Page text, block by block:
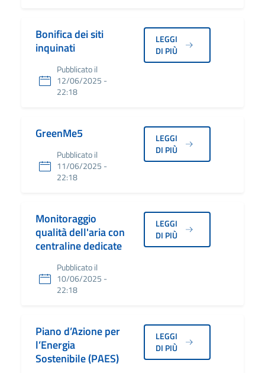
Bonifica dei siti
inquinati
Pubblicato il
12/06/2025 -
22:18
LEGGI
DI PIÙ
GreenMe5
Pubblicato il
11/06/2025 -
22:18
LEGGI
DI PIÙ
Monitoraggio
qualità dell'aria con
centraline dedicate
Pubblicato il
10/06/2025 -
22:18
LEGGI
DI PIÙ
Piano d’Azione per
l’Energia
Sostenibile (PAES)
LEGGI
DI PIÙ